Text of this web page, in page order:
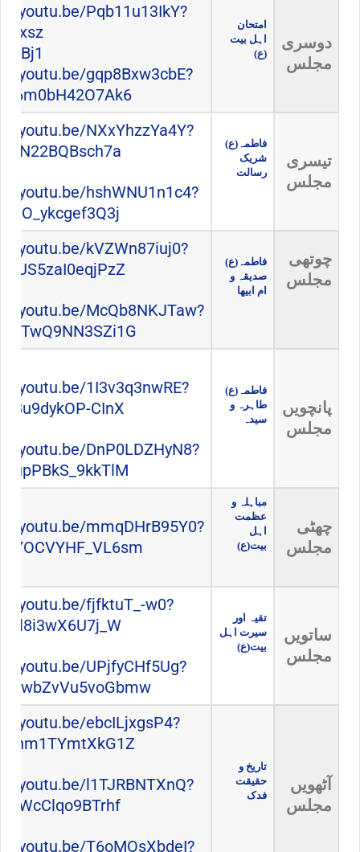
دوسری
مجلس
امتحان
اہل بیت
(ع)
youtu.be/Pqb11u13IkY?
youtu.be/gqp8Bxw3cbE?
تیسری
مجلس
فاطمہ(ع)
شریک
رسالت
youtu.be/NXxYhzzYa4Y?
youtu.be/hshWNU1n1c4?
چوتھی
مجلس
فاطمہ(ع)
صدیقہ و
ام ابیھا
youtu.be/kVZWn87iuj0?
youtu.be/McQb8NKJTaw?
پانچویں
مجلس
فاطمہ(ع)
طاہرہ و
سیدہ
youtu.be/1I3v3q3nwRE?
CInX
youtu.be/DnP0LDZHyN8?
چھٹی
مجلس
مباہلہ و
عظمت
اہل
بیت(ع)
youtu.be/mmqDHrB95Y0?
ساتویں
مجلس
تقیہ اور
سیرت اہل
بیت(ع)
youtu.be/fjfktuT_-w0?
youtu.be/UPjfyCHf5Ug?
آٹھویں
مجلس
تاریخ و
حقیقت
فدک
youtu.be/ebcILjxgsP4?
youtu.be/l1TJRBNTXnQ?
youtu.be/T6oMOsXbdeI?